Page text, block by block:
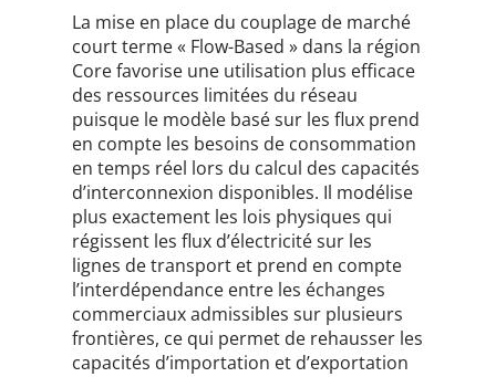
La mise en place du couplage de marché
court terme « Flow-Based » dans la région
Core favorise une utilisation plus efficace
des ressources limitées du réseau
puisque le modèle basé sur les flux prend
en compte les besoins de consommation
en temps réel lors du calcul des capacités
d’interconnexion disponibles. Il modélise
plus exactement les lois physiques qui
régissent les flux d’électricité sur les
lignes de transport et prend en compte
l’interdépendance entre les échanges
commerciaux admissibles sur plusieurs
frontières, ce qui permet de rehausser les
capacités d’importation et d’exportation